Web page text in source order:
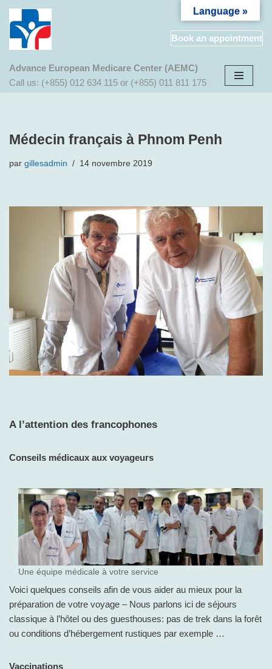
Aller
Book an appointment
Advance European Medicare Center (AEMC)
Call us: (+855) 012 634 115 or (+855) 011 811 175
Médecin français à Phnom Penh
par gillesadmin 14 novembre 2019
A l’attention des francophones
Conseils médicaux aux voyageurs
Une équipe médicale à votre service
Voici quelques conseils afin de vous aider au mieux pour la
préparation de votre voyage – Nous parlons ici de séjours
classique à l’hôtel ou des guesthouses: pas de trek dans la forêt
ou conditions d’hébergement rustiques par exemple …
Vaccinations
Language »